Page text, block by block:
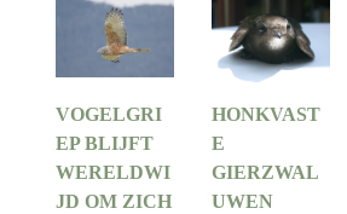
VOGELGRI
EP BLIJFT
WERELDWI
JD OM ZICH
HONKVAST
E
GIERZWAL
UWEN